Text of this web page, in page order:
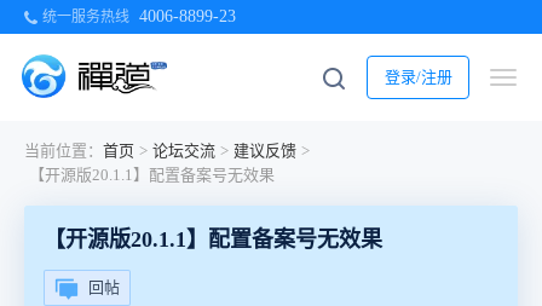
统一服务热线 4006-8899-23
登录/注册
当前位置： 首页 > 论坛交流 > 建议反馈 >
【开源版20.1.1】配置备案号无效果
【开源版20.1.1】配置备案号无效果
回帖